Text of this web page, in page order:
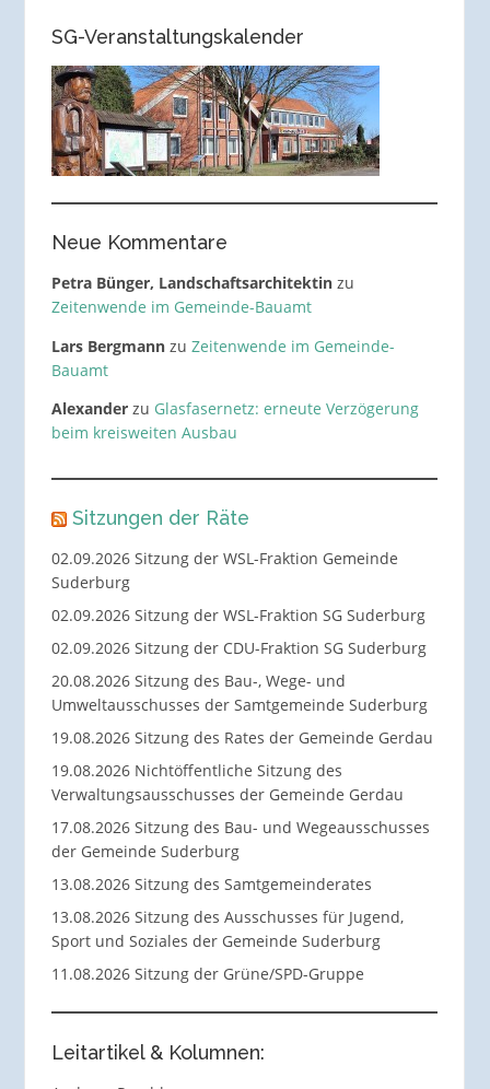
SG-Veranstaltungskalender
Neue Kommentare
Petra Bünger, Landschaftsarchitektinzu
Zeitenwende im Gemeinde-Bauamt
Lars Bergmannzu Zeitenwende im Gemeinde-
Bauamt
Alexanderzu Glasfasernetz: erneute Verzögerung
beim kreisweiten Ausbau
Sitzungen der Räte
02.09.2026 Sitzung der WSL-Fraktion Gemeinde
Suderburg
02.09.2026 Sitzung der WSL-Fraktion SG Suderburg
02.09.2026 Sitzung der CDU-Fraktion SG Suderburg
20.08.2026 Sitzung des Bau-, Wege- und
Umweltausschusses der Samtgemeinde Suderburg
19.08.2026 Sitzung des Rates der Gemeinde Gerdau
19.08.2026 Nichtöffentliche Sitzung des
Verwaltungsausschusses der Gemeinde Gerdau
17.08.2026 Sitzung des Bau- und Wegeausschusses
der Gemeinde Suderburg
13.08.2026 Sitzung des Samtgemeinderates
13.08.2026 Sitzung des Ausschusses für Jugend,
Sport und Soziales der Gemeinde Suderburg
11.08.2026 Sitzung der Grüne/SPD-Gruppe
Leitartikel & Kolumnen: